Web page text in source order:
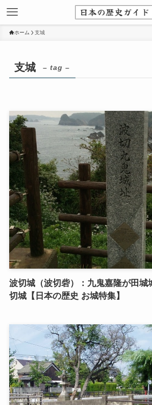
ホーム 支城
支城 – tag –
波切城（波切砦）：九鬼嘉隆が田城
切城【日本の歴史 お城特集】